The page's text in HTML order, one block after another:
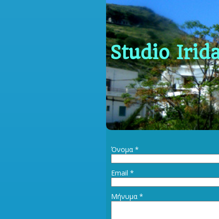
Studio
Όνομα *
Email *
Μήνυμα *